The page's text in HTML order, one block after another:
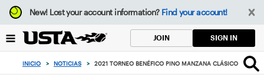
Enfoque
desde
botón
volver
New!Lost your account information? Find your account!
JOIN SIGN IN
INICIO > NOTICIAS > 2021 TORNEO BENÉFICO PINO MANZANA CLÁSICO DE